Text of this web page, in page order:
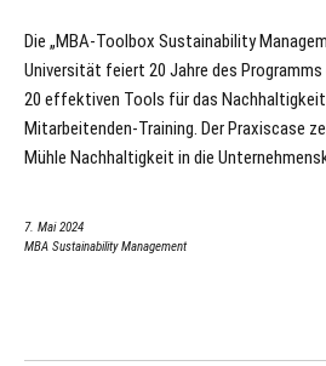
Die „MBA-Toolbox Sustainability
Universität feiert 20 Jahre des
20 effektiven Tools für das
Mitarbeitenden-Training. Der Praxiscase
Mühle Nachhaltigkeit in die
7. Mai 2024
MBA Sustainability Management